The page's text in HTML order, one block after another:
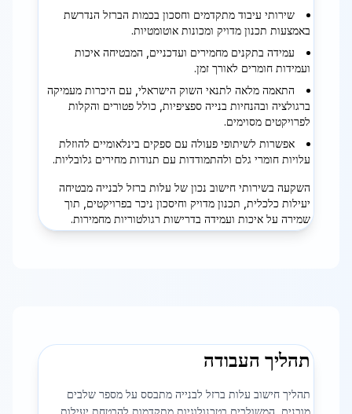
שירותי עיבוד מתקדמים וחסכון בכמות הברזל הנדרשת
באמצעות תכנון מדויק ומכונות אוטומטיות.
עמידה בתקנים מחמירים ועדכניים, המבטיחה איכות
ועמידות חומרים לאורך זמן.
התאמה מלאה לתנאי השוק הישראלי, עם היכרות מעמיקה
ברגולציה ובהנחיות בנייה ספציפיות, כולל פטורים והקלות
לפרויקטים מסוימים.
אפשרות לשיתופי פעולה עם ספקים בינלאומיים להוזלת
עלויות חומרי גלם ולהתמודדות עם תנודות מחירים גלובליות.
השקעה בשירותי חישוב נכון של עלות ברזל לבנייה מבטיחה
יעילות כלכלית, תכנון מדויק וחיסכון ניכר בפרויקטים, תוך
שמירה על איכות ועמידה בדרישות רגולטוריות מחמירות.
תהליך העבודה
תהליך חישוב עלות ברזל לבנייה מתבסס על מספר שלבים
מובנים, המשולבים בטכנולוגיות מתקדמות להבטחת יעילות,